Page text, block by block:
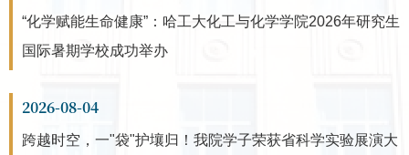
“化学赋能生命健康”：哈工大化工与化学学院2026年研究生
国际暑期学校成功举办
2026-08-04
跨越时空，一"袋"护壤归！我院学子荣获省科学实验展演大